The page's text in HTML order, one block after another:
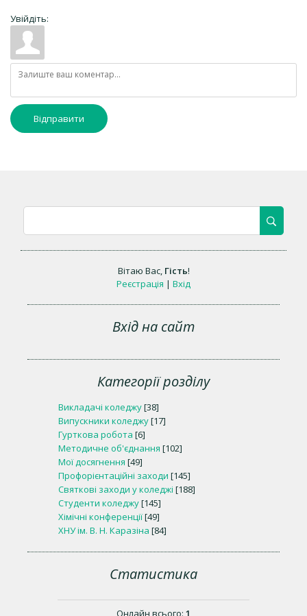
Увійдіть:
Відправити
Вітаю Вас, Гість!
Реєстрація | Вхід
Вхід на сайт
Категорії розділу
Викладачі коледжу[38]
Випускники коледжу[17]
Гурткова робота [6]
Методичне об'єднання [102]
Мої досягнення [49]
Профорієнтаційні заходи [145]
Святкові заходи у коледжі [188]
Студенти коледжу[145]
Хімічні конференції[49]
ХНУ ім. В. Н. Каразіна [84]
Статистика
Онлайн всього: 1